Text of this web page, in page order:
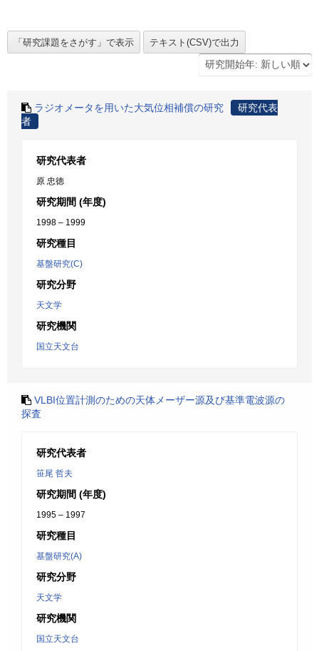
ラジオメータを用いた大気位相補償の研究
研究代表
者
研究代表者
原 忠徳
研究期間 (年度)
1998 – 1999
研究種目
基盤研究(C)
研究分野
天文学
研究機関
国立天文台
VLBI位置計測のための天体メーザー源及び基準電波源の
探査
研究代表者
笹尾 哲夫
研究期間 (年度)
1995 – 1997
研究種目
基盤研究(A)
研究分野
天文学
研究機関
国立天文台